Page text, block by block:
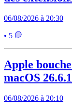
06/08/2026 à 20:30
• 5
Apple
macOS 26.6.1
06/08/2026 à 20:10